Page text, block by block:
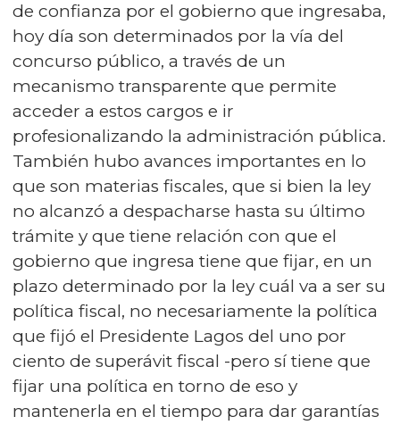
de confianza por el gobierno que ingresaba,
hoy día son determinados por la vía del
concurso público, a través de un
mecanismo transparente que permite
acceder a estos cargos e ir
profesionalizando la administración pública.
También hubo avances importantes en lo
que son materias fiscales, que si bien la ley
no alcanzó a despacharse hasta su último
trámite y que tiene relación con que el
gobierno que ingresa tiene que fijar, en un
plazo determinado por la ley cuál va a ser su
política fiscal, no necesariamente la política
que fijó el Presidente Lagos del uno por
ciento de superávit fiscal -pero sí tiene que
fijar una política en torno de eso y
mantenerla en el tiempo para dar garantías